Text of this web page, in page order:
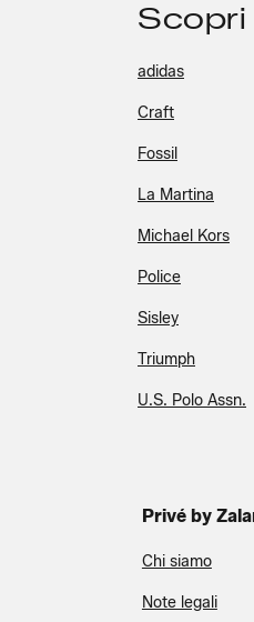
Scopri
adidas
Craft
Fossil
La Martina
Michael Kors
Police
Sisley
Triumph
U.S. Polo Assn.
Privé by
Chi siamo
Note legali